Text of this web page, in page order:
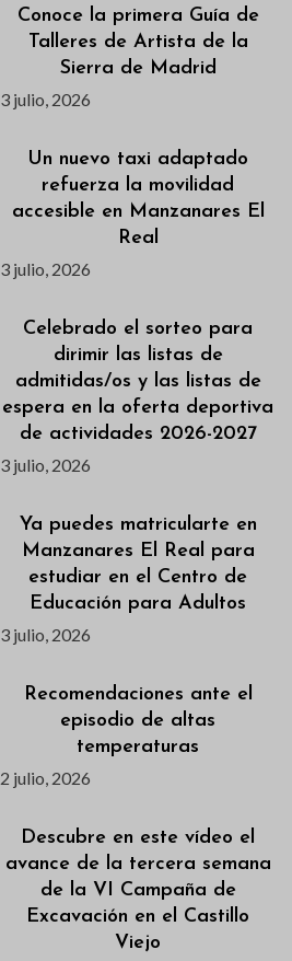
Conoce la primera Guía de
Talleres de Artista de la
Sierra de Madrid
3 julio, 2026
Un nuevo taxi adaptado
refuerza la movilidad
accesible en Manzanares El
Real
3 julio, 2026
Celebrado el sorteo para
dirimir las listas de
admitidas/os y las listas de
espera en la oferta deportiva
de actividades 2026-2027
3 julio, 2026
Ya puedes matricularte en
Manzanares El Real para
estudiar en el Centro de
Educación para Adultos
3 julio, 2026
Recomendaciones ante el
episodio de altas
temperaturas
2 julio, 2026
Descubre en este vídeo el
avance de la tercera semana
de la VI Campaña de
Excavación en el Castillo
Viejo